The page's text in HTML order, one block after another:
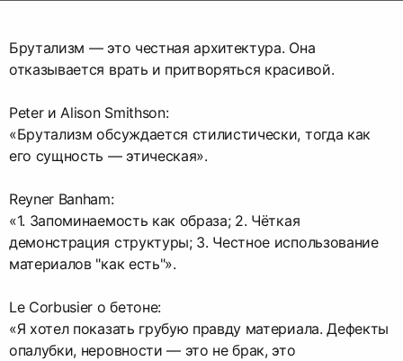
Брутализм — это честная архитектура. Она
отказывается врать и притворяться красивой.
Peter и Alison Smithson:
«Брутализм обсуждается стилистически, тогда как
его сущность — этическая».
Reyner Banham:
«1. Запоминаемость как образа; 2. Чёткая
демонстрация структуры; 3. Честное использование
материалов "как есть"».
Le Corbusier о бетоне:
«Я хотел показать грубую правду материала. Дефекты
опалубки, неровности — это не брак, это